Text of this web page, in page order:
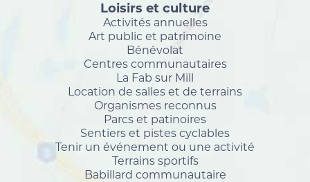
Loisirs et culture
Activités annuelles
Art public et patrimoine
Bénévolat
Centres communautaires
La Fab sur Mill
Location de salles et de terrains
Organismes reconnus
Parcs et patinoires
Sentiers et pistes cyclables
Tenir un événement ou une activité
Terrains sportifs
Babillard communautaire